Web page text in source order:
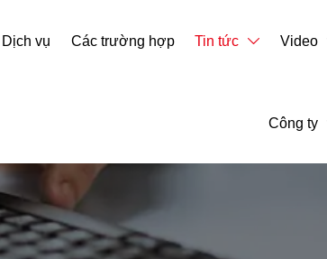
Dịch vụ Các trường hợp Tin tức  Video
Công ty